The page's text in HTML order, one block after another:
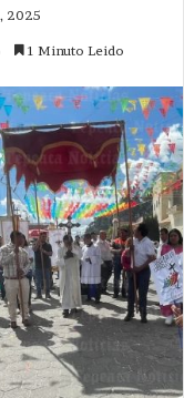
2025
1 Minuto Leido